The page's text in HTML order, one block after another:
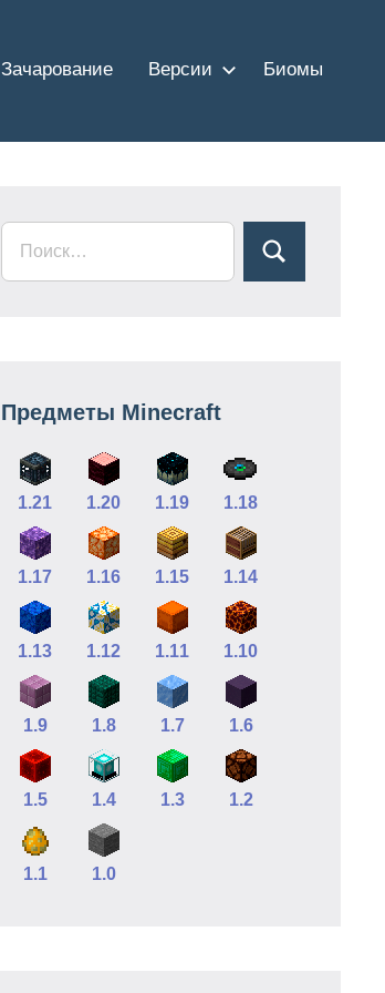
Зачарование Версии Биомы
Предметы Minecraft
1.21 1.20 1.19 1.18
1.17 1.16 1.15 1.14
1.13 1.12 1.11 1.10
1.9 1.8 1.7 1.6
1.5 1.4 1.3 1.2
1.1 1.0